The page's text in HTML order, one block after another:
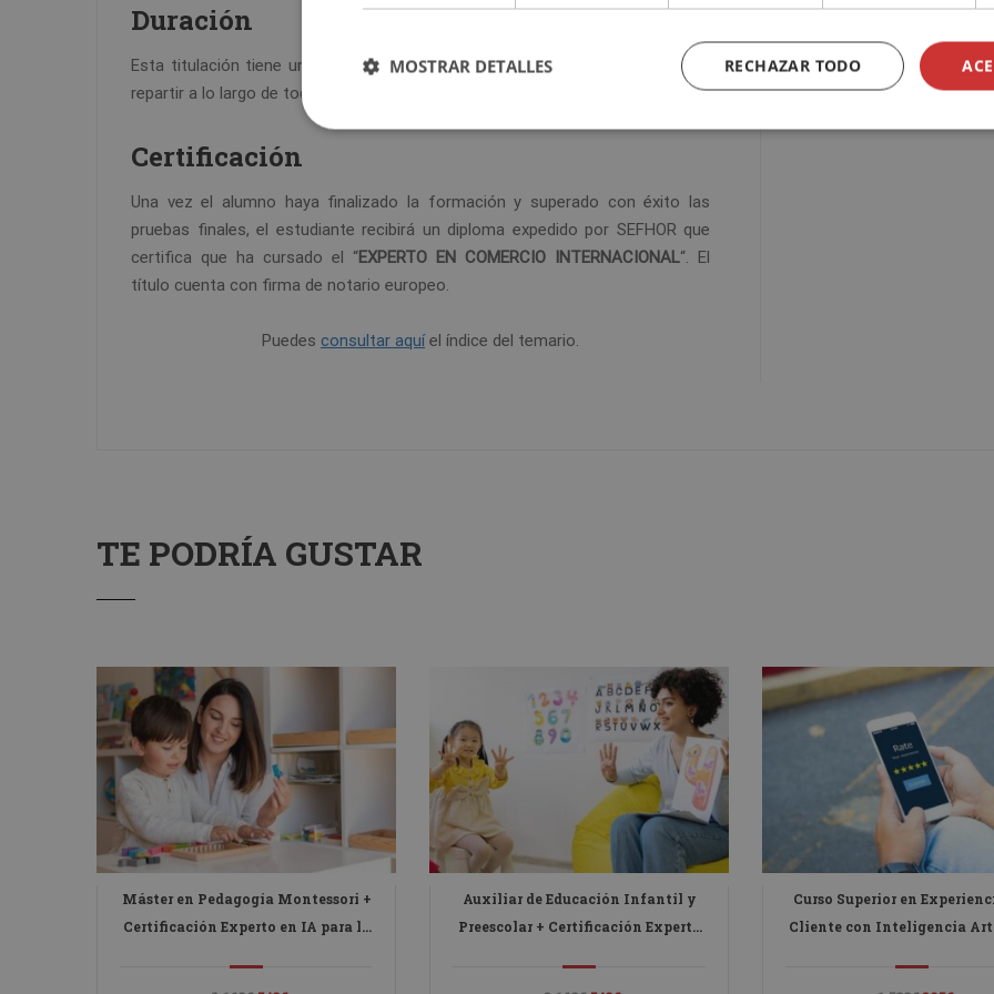
Duración
Esta titulación tiene una carga lectiva aproximada de300 horas
, pudiéndolas
repartir a lo largo de todo un año.
Certificación
Una vez el alumno haya finalizado la formación y superado con éxito las
pruebas finales, el estudiante recibirá un diploma expedido por SEFHOR que
certifica que ha cursado el “EXPERTO EN COMERCIO INTERNACIONAL“. El
título cuenta con firma de notario europeo.
Puedes consultar aquíel índice del temario.
TE PODRÍA GUSTAR
Máster en Pedagogía Montessori +
Certificación Experto en IA para la
Auxiliar de Educación Infantil y
Preescolar + Certificación Experto
Curso Superior en
Cliente con Inteligencia
RECHAZAR TODO
MOSTRAR DETALLES